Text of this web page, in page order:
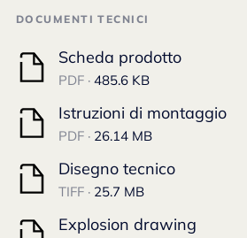
DOCUMENTI TECNICI
Scheda prodotto
PDF · 485.6 KB
Istruzioni di montaggio
PDF · 26.14 MB
Disegno tecnico
TIFF · 25.7 MB
Explosion drawing